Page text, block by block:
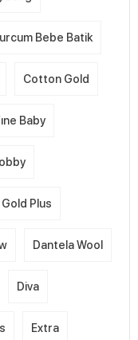
Bebe Batik
Cotton Gold
Baby
Plus
Dantela Wool
Diva
Extra